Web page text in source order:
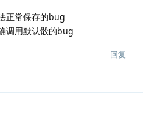
正常保存的bug
调用默认骰的bug
回复